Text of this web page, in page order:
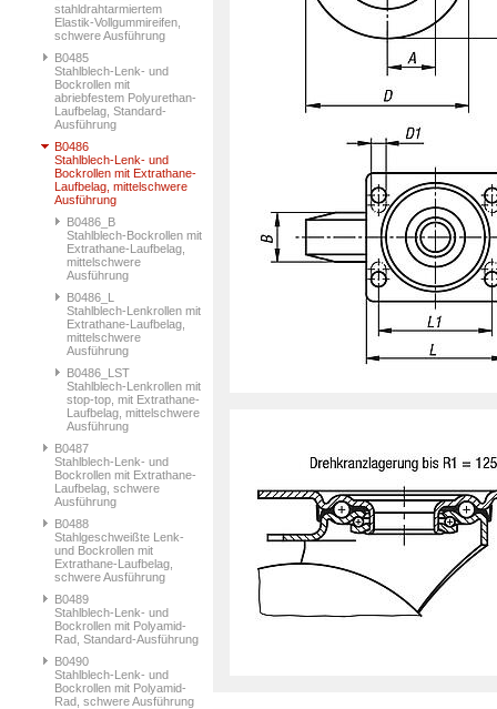
stahldrahtarmiertem
Elastik-Vollgummireifen,
schwere Ausführung
B0485
Stahlblech-Lenk- und
Bockrollen mit
abriebfestem Polyurethan-
Laufbelag, Standard-
Ausführung
B0486
Stahlblech-Lenk- und
Bockrollen mit Extrathane-
Laufbelag, mittelschwere
Ausführung
B0486_B
Stahlblech-Bockrollen mit
Extrathane-Laufbelag,
mittelschwere
Ausführung
B0486_L
Stahlblech-Lenkrollen mit
Extrathane-Laufbelag,
mittelschwere
Ausführung
B0486_LST
Stahlblech-Lenkrollen mit
stop-top, mit Extrathane-
Laufbelag, mittelschwere
Ausführung
B0487
Stahlblech-Lenk- und
Bockrollen mit Extrathane-
Laufbelag, schwere
Ausführung
B0488
Stahlgeschweißte Lenk-
und Bockrollen mit
Extrathane-Laufbelag,
schwere Ausführung
B0489
Stahlblech-Lenk- und
Bockrollen mit Polyamid-
Rad, Standard-Ausführung
B0490
Stahlblech-Lenk- und
Bockrollen mit Polyamid-
Rad, schwere Ausführung